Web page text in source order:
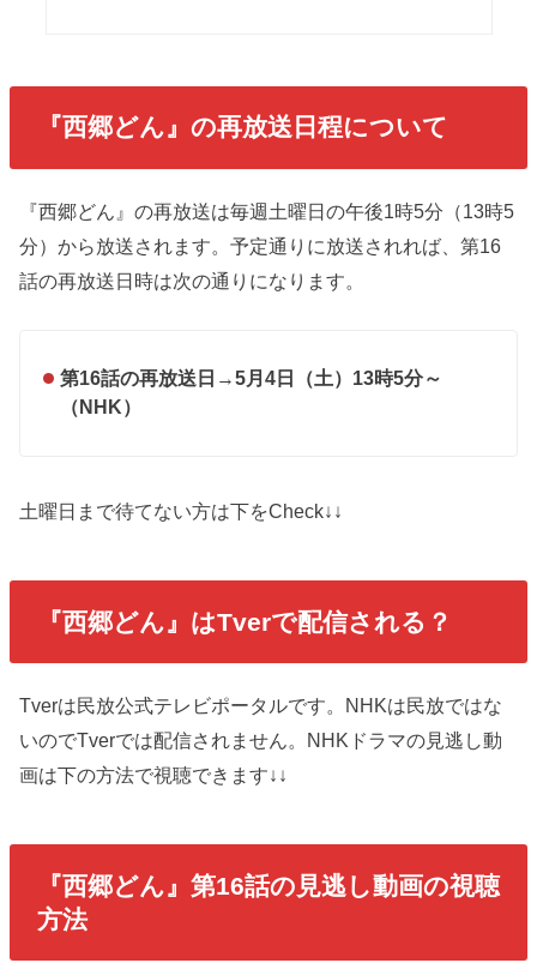
『西郷どん』の再放送日程について
『西郷どん』の再放送は毎週土曜日の午後1時5分（13時5
分）から放送されます。予定通りに放送されれば、第16
話の再放送日時は次の通りになります。
第16話の再放送日 →5月4日（土）13時5分～
（NHK）
土曜日まで待てない方は下をCheck↓↓
『西郷どん』はTverで配信される？
Tverは民放公式テレビポータルです。NHKは民放ではな
いのでTverでは配信されません。NHKドラマの見逃し動
画は下の方法で視聴できます↓↓
『西郷どん』第16話の見逃し動画の視聴
方法